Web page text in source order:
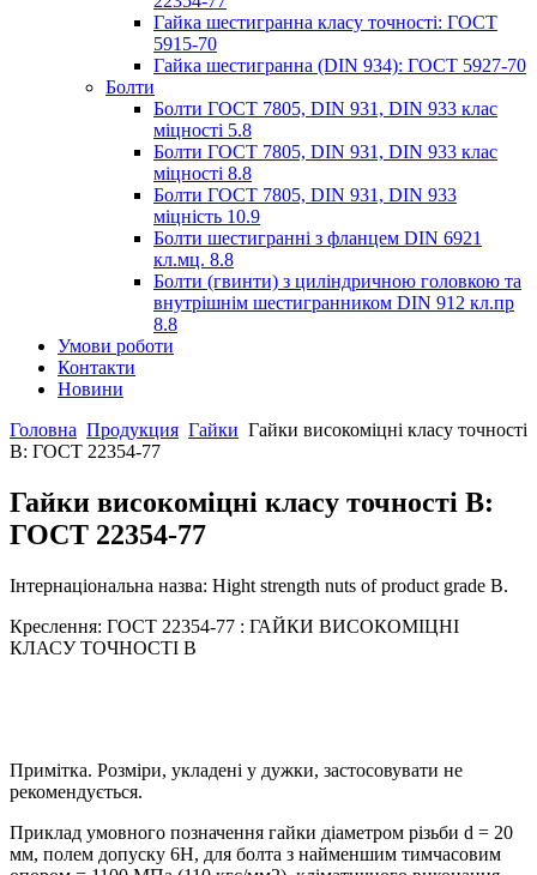
Гайка шестигранна класу точності: ГОСТ
5915-70
Гайка шестигранна (DIN 934): ГОСТ 5927-70
Болти
Болти ГОСТ 7805, DIN 931, DIN 933 клас
міцності 5.8
Болти ГОСТ 7805, DIN 931, DIN 933 клас
міцності 8.8
Болти ГОСТ 7805, DIN 931, DIN 933
міцність 10.9
Болти шестигранні з фланцем DIN 6921
кл.мц. 8.8
Болти (гвинти) з циліндричною головкою та
внутрішнім шестигранником DIN 912 кл.пр
8.8
Умови роботи
Контакти
Новини
Головна Продукция Гайки Гайки високоміцні класу точності
В: ГОСТ 22354-77
Гайки високоміцні класу точності В:
ГОСТ 22354-77
Інтернаціональна назва: Hight strength nuts of product grade B.
Креслення: ГОСТ 22354-77 : ГАЙКИ ВИСОКОМІЦНІ
КЛАСУ ТОЧНОСТІ В
Примітка. Розміри, укладені у дужки, застосовувати не
рекомендується.
Приклад умовного позначення гайки діаметром різьби d = 20
мм, полем допуску 6Н, для болта з найменшим тимчасовим